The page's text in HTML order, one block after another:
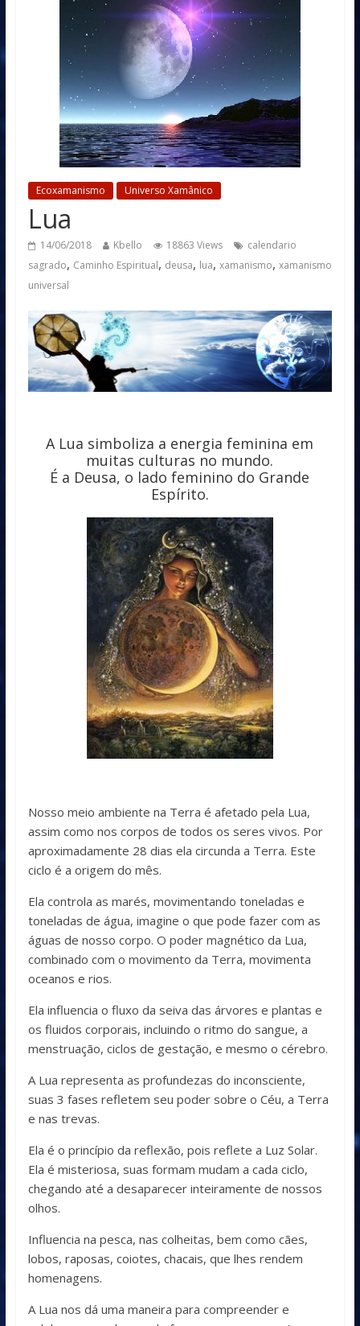
Ecoxamanismo Universo Xamânico
Lua
14/06/2018 Kbello 18863 Views
calendario
sagrado, Caminho Espiritual, deusa, lua, xamanismo, xamanismo
universal
A Lua simboliza a energia feminina em
muitas culturas no mundo.
É a Deusa, o lado feminino do Grande
Espírito.
Nosso meio ambiente na Terra é afetado pela Lua,
assim como nos corpos de todos os seres vivos. Por
aproximadamente 28 dias ela circunda a Terra. Este
ciclo é a origem do mês.
Ela controla as marés, movimentando toneladas e
toneladas de água, imagine o que pode fazer com as
águas de nosso corpo. O poder magnético da Lua,
combinado com o movimento da Terra, movimenta
oceanos e rios.
Ela influencia o fluxo da seiva das árvores e plantas e
os fluidos corporais, incluindo o ritmo do sangue, a
menstruação, ciclos de gestação, e mesmo o cérebro.
A Lua representa as profundezas do inconsciente,
suas 3 fases refletem seu poder sobre o Céu, a Terra
e nas trevas.
Ela é o princípio da reflexão, pois reflete a Luz Solar.
Ela é misteriosa, suas formam mudam a cada ciclo,
chegando até a desaparecer inteiramente de nossos
olhos.
Influencia na pesca, nas colheitas, bem como cães,
lobos, raposas, coiotes, chacais, que lhes rendem
homenagens.
A Lua nos dá uma maneira para compreender e